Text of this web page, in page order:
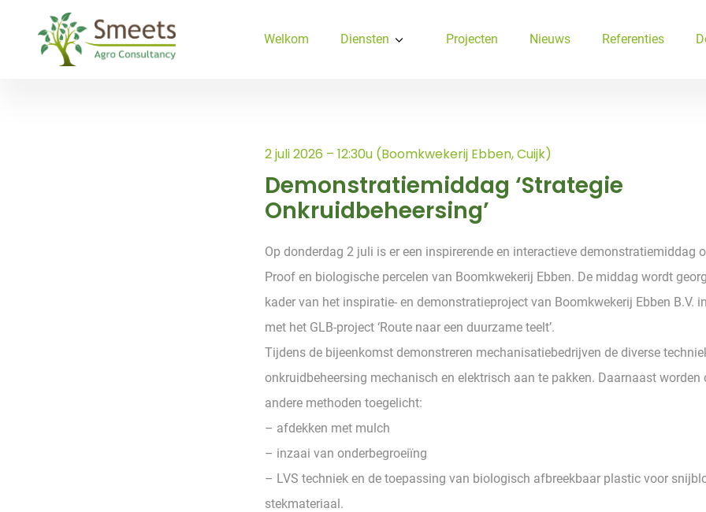
Ga naar de inhoud
Welkom
Diensten Projecten Nieuws Referenties
2 juli 2026 – 12:30u (Boomkwekerij Ebben, Cuijk)
Demonstratiemiddag ‘Strategie
Onkruidbeheersing’
Op donderdag 2 juli is er een inspirerende en interactieve demonstratiemiddag
Proof en biologische percelen van Boomkwekerij Ebben. De middag wordt
kader van het inspiratie- en demonstratieproject van Boomkwekerij Ebben B.V.
met het GLB-project ‘Route naar een duurzame teelt’.
Tijdens de bijeenkomst demonstreren mechanisatiebedrijven de diverse
onkruidbeheersing mechanisch en elektrisch aan te pakken. Daarnaast worden
andere methoden toegelicht:
– afdekken met mulch
– inzaai van onderbegroeiïng
– LVS techniek en de toepassing van biologisch afbreekbaar plastic voor
stekmateriaal.